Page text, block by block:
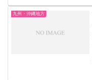
九州・沖縄地方